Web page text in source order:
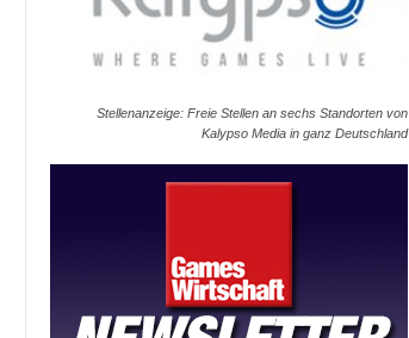
Stellenanzeige: Freie Stellen an sechs Standorten von
Kalypso Media in ganz Deutschland